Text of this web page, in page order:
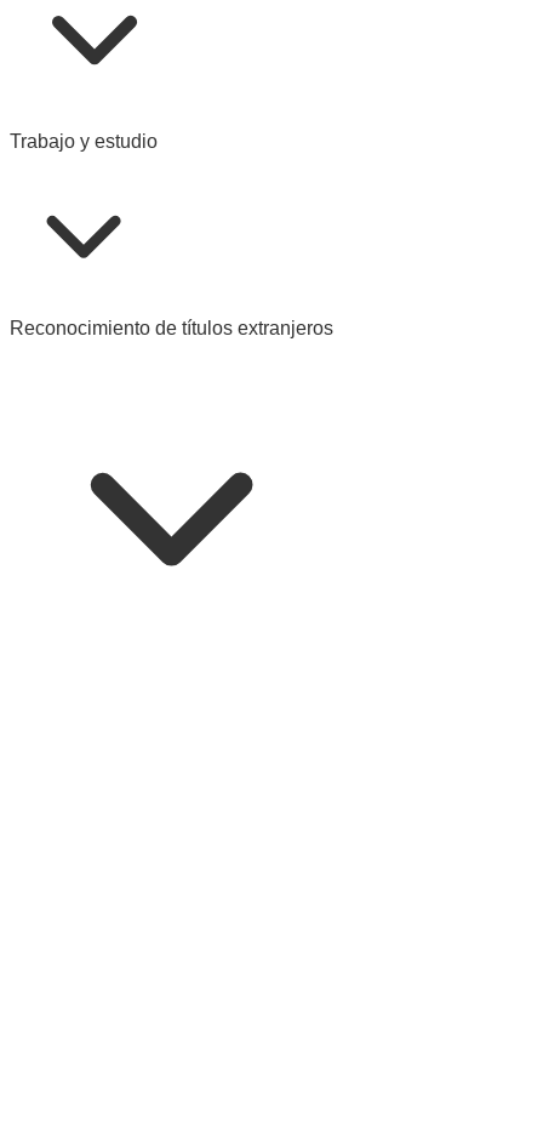
Trabajo y estudio
Reconocimiento de títulos extranjeros